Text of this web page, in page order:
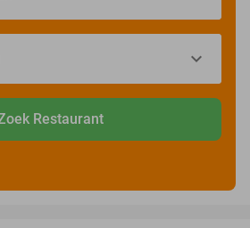
Restaurant